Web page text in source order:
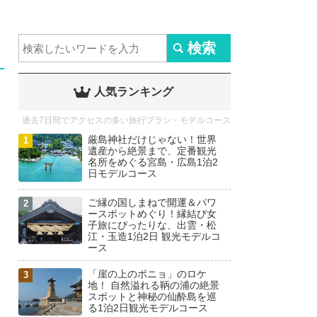
人気ランキング
過去7日間でアクセスの多い旅行プラン・モデルコース
厳島神社だけじゃない！世界
遺産から絶景まで、定番観光
名所をめぐる宮島・広島1泊2
日モデルコース
ご縁の国しまねで開運＆パワ
ースポットめぐり！縁結び女
子旅にぴったりな、出雲・松
江・玉造1泊2日 観光モデルコ
ース
「崖の上のポニョ」のロケ
地！ 自然溢れる鞆の浦の絶景
スポットと神秘の仙酔島を巡
る1泊2日観光モデルコース